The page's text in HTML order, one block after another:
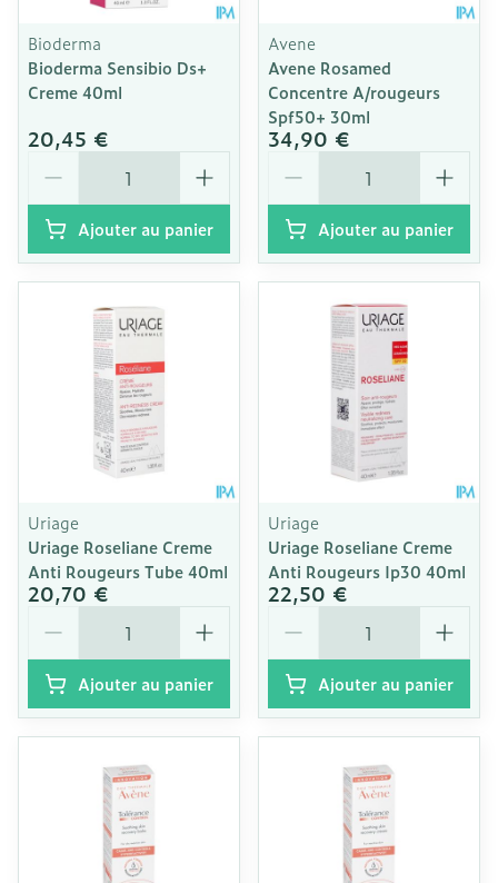
Bioderma
Bioderma Sensibio Ds+
Creme 40ml
20,45 €
Ajouter au panier
Avene
Avene Rosamed
Concentre A/rougeurs
Spf50+ 30ml
34,90 €
Ajouter au panier
Uriage
Uriage Roseliane Creme
Anti Rougeurs Tube 40ml
20,70 €
Ajouter au panier
Uriage
Uriage Roseliane Creme
Anti Rougeurs Ip30 40ml
22,50 €
Ajouter au panier